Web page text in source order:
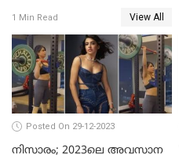
1 Min Read View All
Posted On 29-12-2023
നിസാരം; 2023ലെ അവസാന